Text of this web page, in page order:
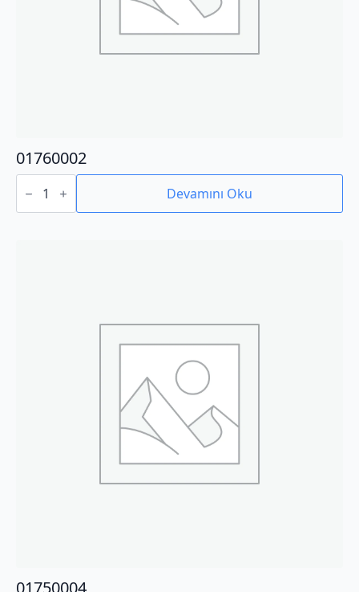
01760002
01760002
adet Devamını Oku
01750004